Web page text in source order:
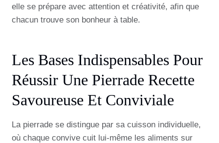
elle se prépare avec attention et créativité, afin que
chacun trouve son bonheur à table.
Les Bases Indispensables Pour
Réussir Une Pierrade Recette
Savoureuse Et Conviviale
La pierrade se distingue par sa cuisson individuelle,
où chaque convive cuit lui-même les aliments sur